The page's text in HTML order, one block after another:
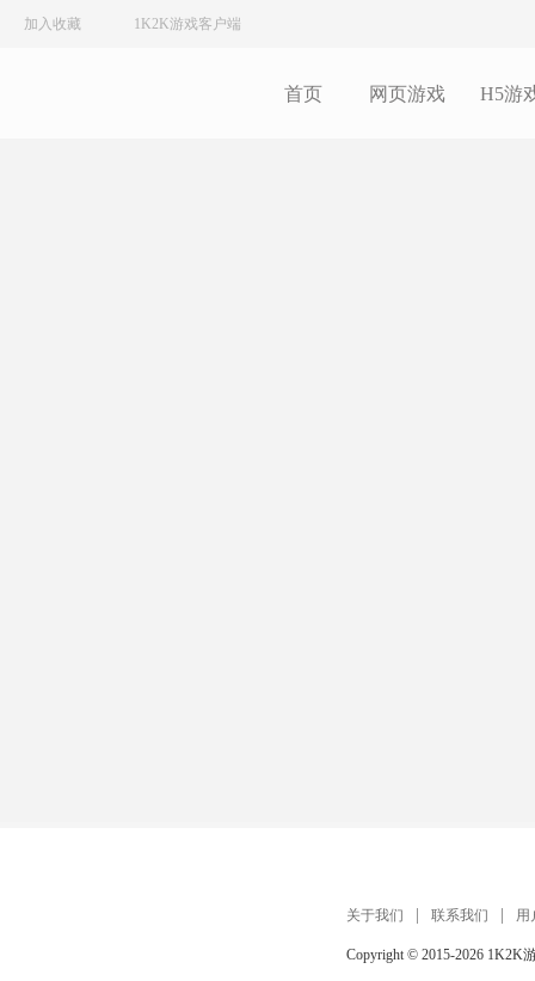
加入收藏 1K2K游戏客户端
首页 网页游戏 H5游
关于我们 联系我们 用
Copyright © 2015-2026 1K2K